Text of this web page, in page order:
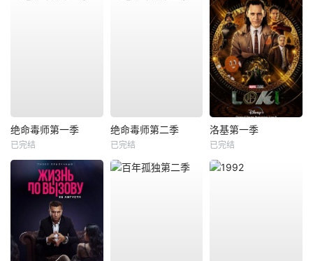
绝命毒师第一季
已完结
绝命毒师第二季
已完结
洛基第一季
已完结